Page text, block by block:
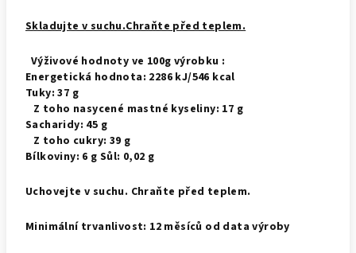
Skladujte v suchu.Chraňte před teplem.
Výživové hodnoty ve 100g výrobku :
Energetická hodnota: 2286 kJ/546 kcal
Tuky: 37 g
Z toho nasycené mastné kyseliny: 17 g
Sacharidy: 45 g
Z toho cukry: 39 g
Bílkoviny: 6 g Sůl: 0,02 g
Uchovejte v suchu. Chraňte před teplem.
Minimální trvanlivost: 12 měsíců od data výroby